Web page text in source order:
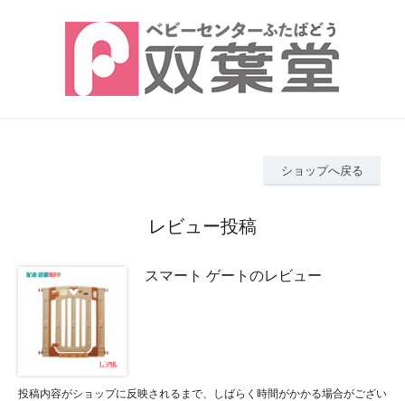
ショップへ戻る
レビュー投稿
スマート ゲートのレビュー
投稿内容がショップに反映されるまで、しばらく時間がかかる場合がござい